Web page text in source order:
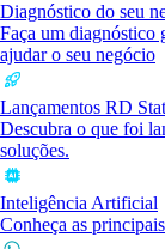
Diagnóstico do seu
Faça um diagnóstico
ajudar o seu negócio
Lançamentos RD
Descubra o que foi
soluções.
Inteligência Artificial
Conheça as